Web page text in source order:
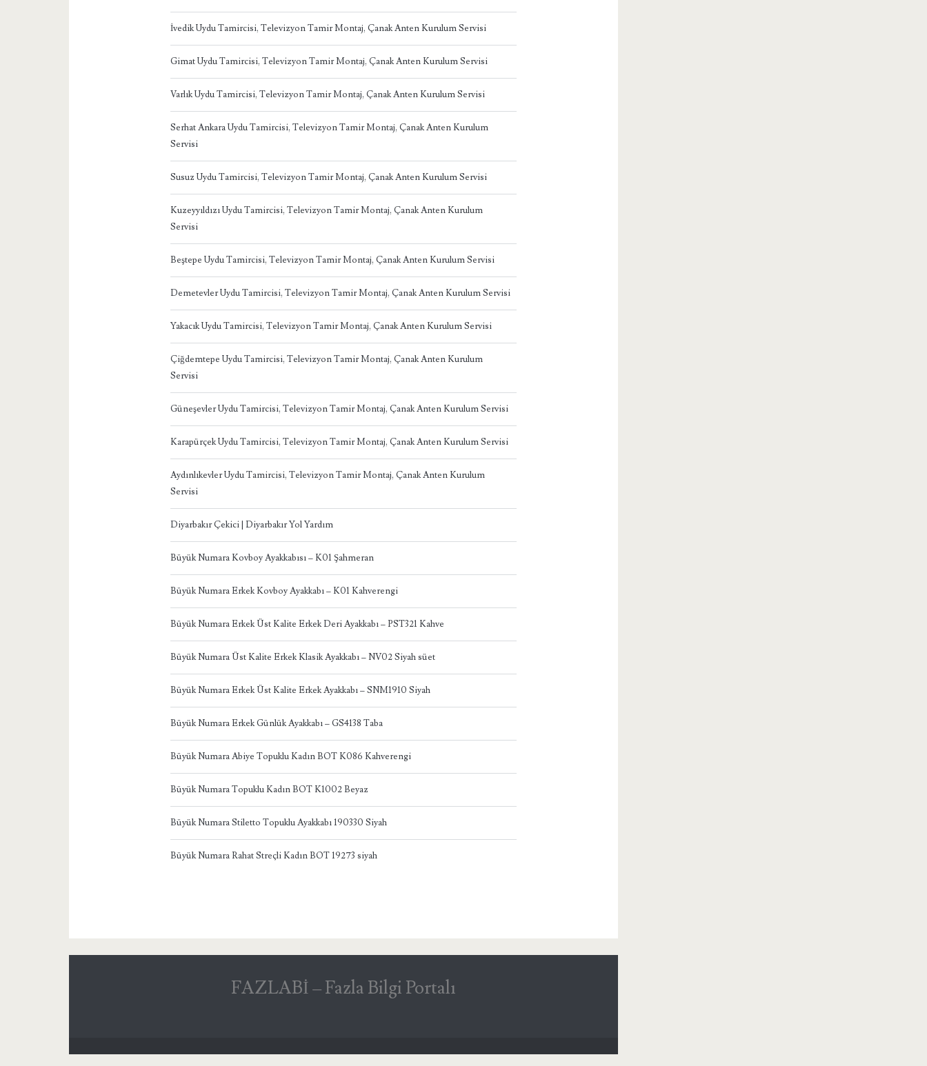
İvedik Uydu Tamircisi, Televizyon Tamir Montaj, Çanak Anten Kurulum Servisi
Gimat Uydu Tamircisi, Televizyon Tamir Montaj, Çanak Anten Kurulum Servisi
Varlık Uydu Tamircisi, Televizyon Tamir Montaj, Çanak Anten Kurulum Servisi
Serhat Ankara Uydu Tamircisi, Televizyon Tamir Montaj, Çanak Anten Kurulum
Servisi
Susuz Uydu Tamircisi, Televizyon Tamir Montaj, Çanak Anten Kurulum Servisi
Kuzeyyıldızı Uydu Tamircisi, Televizyon Tamir Montaj, Çanak Anten Kurulum
Servisi
Beştepe Uydu Tamircisi, Televizyon Tamir Montaj, Çanak Anten Kurulum Servisi
Demetevler Uydu Tamircisi, Televizyon Tamir Montaj, Çanak Anten Kurulum Servisi
Yakacık Uydu Tamircisi, Televizyon Tamir Montaj, Çanak Anten Kurulum Servisi
Çiğdemtepe Uydu Tamircisi, Televizyon Tamir Montaj, Çanak Anten Kurulum
Servisi
Güneşevler Uydu Tamircisi, Televizyon Tamir Montaj, Çanak Anten Kurulum Servisi
Karapürçek Uydu Tamircisi, Televizyon Tamir Montaj, Çanak Anten Kurulum Servisi
Aydınlıkevler Uydu Tamircisi, Televizyon Tamir Montaj, Çanak Anten Kurulum
Servisi
Diyarbakır Çekici | Diyarbakır Yol Yardım
Büyük Numara Kovboy Ayakkabısı – K01 Şahmeran
Büyük Numara Erkek Kovboy Ayakkabı – K01 Kahverengi
Büyük Numara Erkek Üst Kalite Erkek Deri Ayakkabı – PST321 Kahve
Büyük Numara Üst Kalite Erkek Klasik Ayakkabı – NV02 Siyah süet
Büyük Numara Erkek Üst Kalite Erkek Ayakkabı – SNM1910 Siyah
Büyük Numara Erkek Günlük Ayakkabı – GS4138 Taba
Büyük Numara Abiye Topuklu Kadın BOT K086 Kahverengi
Büyük Numara Topuklu Kadın BOT K1002 Beyaz
Büyük Numara Stiletto Topuklu Ayakkabı 190330 Siyah
Büyük Numara Rahat Streçli Kadın BOT 19273 siyah
FAZLABİ – Fazla Bilgi Portalı